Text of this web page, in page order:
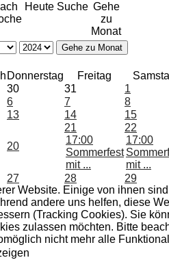
Heute Suche Gehe
zu
Monat
Gehe zu Monat
Donnerstag Freitag
30 31
1
6 7
8
13 14 15
20
21
17:00
Sommerfest
mit ...
22
17:00
mit ...
27 28
29
Website. Einige von ihnen
andere uns helfen, diese
(Tracking Cookies). Sie
zulassen möchten. Bitte
nicht mehr alle